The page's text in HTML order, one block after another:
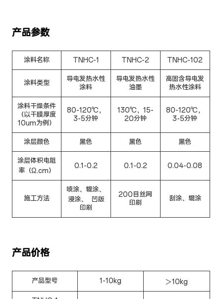
产品参数
涂料名称 TNHC-1 TNHC-2 TNHC-102
涂料类型
导电发热水性
涂料
导电发热水性
油墨
高固含导电发
热水性涂料
涂料干燥条件
（以干膜厚度
10um为例）
80-120℃，
3-5分钟
130℃，15-
20分钟
80-120℃，
3-5分钟
涂层颜色 黑色 黑色 黑色
涂层体积电阻
率（Ω.cm）
0.1-0.2 0.1-0.2 0.04-0.08
施工方法
喷涂、辊涂、
浸涂、 凹版
印刷
200目丝网
印刷
刮涂、辊涂
产品价格
产品型号 1-10kg ＞10kg